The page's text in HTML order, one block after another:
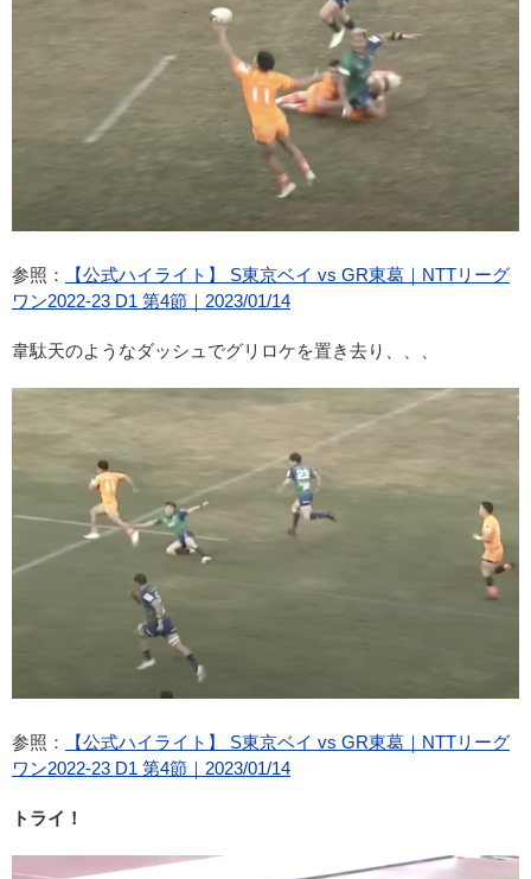
参照：
【公式ハイライト】 S東京ベイ vs GR東葛｜NTTリーグ
ワン2022-23 D1 第4節｜2023/01/14
韋駄天のようなダッシュでグリロケを置き去り、、、
参照：
【公式ハイライト】 S東京ベイ vs GR東葛｜NTTリーグ
ワン2022-23 D1 第4節｜2023/01/14
トライ！